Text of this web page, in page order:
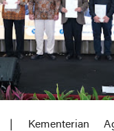
| Kementerian